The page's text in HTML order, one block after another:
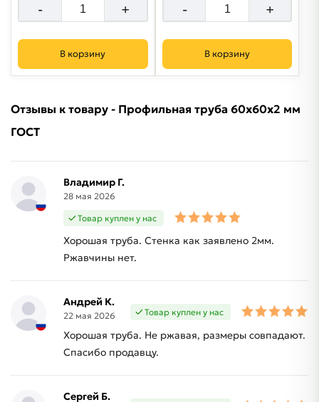
- +
В корзину
- +
В корзину
Отзывы к товару - Профильная труба 60х60х2 мм
ГОСТ
Владимир Г.
28 мая 2026
Товар куплен у нас
Хорошая труба. Стенка как заявлено 2мм.
Ржавчины нет.
Андрей К.
22 мая 2026 Товар куплен у нас
Хорошая труба. Не ржавая, размеры совпадают.
Спасибо продавцу.
Сергей Б.